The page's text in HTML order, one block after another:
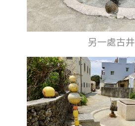
另一處古井